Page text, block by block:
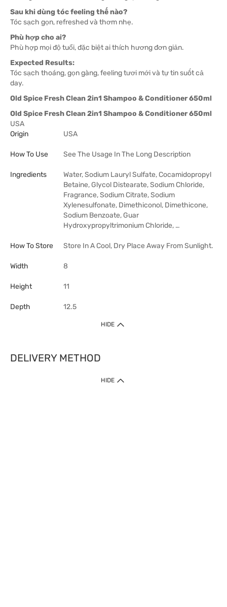
Sau khi dùng tóc feeling thế nào?
Tóc sạch gọn, refreshed và thơm nhẹ.
Phù hợp cho ai?
Phù hợp mọi độ tuổi, đặc biệt ai thích hương đơn giản.
Expected Results:
Tóc sạch thoáng, gọn gàng, feeling tươi mới và tự tin suốt cả
day.
Old Spice Fresh Clean 2in1 Shampoo & Conditioner 650ml
Old Spice Fresh Clean 2in1 Shampoo & Conditioner 650ml
USA
Origin
USA
How To Use See The Usage In The Long Description
Ingredients
Water, Sodium Lauryl Sulfate, Cocamidopropyl
Betaine, Glycol Distearate, Sodium Chloride,
Fragrance, Sodium Citrate, Sodium
Xylenesulfonate, Dimethiconol, Dimethicone,
Sodium Benzoate, Guar
Hydroxypropyltrimonium Chloride, …
How To Store Store In A Cool, Dry Place Away From Sunlight.
Width 8
Height 11
Depth 12.5
HIDE
DELIVERY METHOD
HIDE